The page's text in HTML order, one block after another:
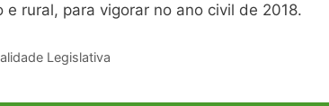
e rural, para vigorar no ano civil de 2018.
Legislativa